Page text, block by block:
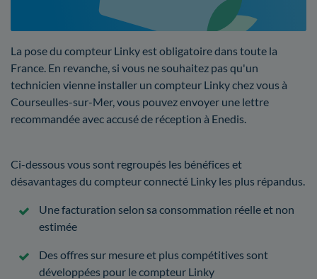
La pose du compteur Linky est obligatoire dans toute la
France. En revanche, si vous ne souhaitez pas qu'un
technicien vienne installer un compteur Linky chez vous à
Courseulles-sur-Mer, vous pouvez envoyer une lettre
recommandée avec accusé de réception à Enedis.
Ci-dessous vous sont regroupés les bénéfices et
désavantages du compteur connecté Linky les plus répandus.
Une facturation selon sa consommation réelle et non
estimée
Des offres sur mesure et plus compétitives sont
développées pour le compteur Linky